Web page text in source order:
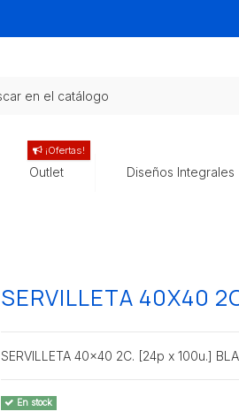
Outlet
¡Ofertas!
Diseños Integrales
SERVILLETA 40X40
SERVILLETA 40x40 2C. [24p x 100u.]
En stock